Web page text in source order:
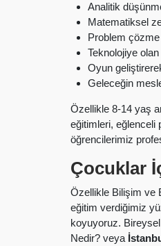
Analitik
Matematiksel
Problem çözme
Teknolojiye
Oyun
Geleceğin
Özellikle 8-14 yaş
eğitimleri, eğlenceli
öğrencilerimiz
Çocuklar
Özellikle Bilişim ve
eğitim verdiğimiz
koyuyoruz. Bireysel
Nedir? veya